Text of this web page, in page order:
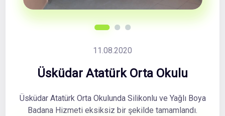
11.08.2020
Üsküdar Atatürk Orta Okulu
Üsküdar Atatürk Orta Okulunda Silikonlu ve Yağlı Boya
Badana Hizmeti eksiksiz bir şekilde tamamlandı.